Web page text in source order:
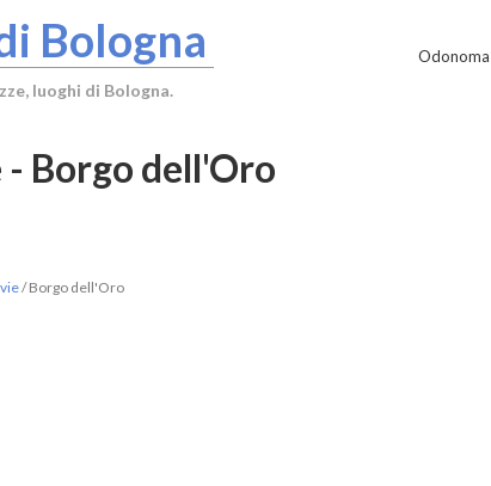
Bologna
luoghi di Bologna.
- Borgo dell'Oro
/Borgo dell'Oro